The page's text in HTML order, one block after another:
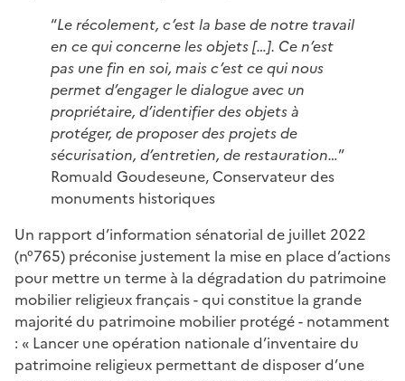
“Le récolement, c’est la base de notre travail
en ce qui concerne les objets […]. Ce n’est
pas une fin en soi, mais c’est ce qui nous
permet d’engager le dialogue avec un
propriétaire, d’identifier des objets à
protéger, de proposer des projets de
sécurisation, d’entretien, de restauration…”
Romuald Goudeseune, Conservateur des
monuments historiques
Un rapport d’information sénatorial de juillet 2022
(n°765) préconise justement la mise en place d’actions
pour mettre un terme à la dégradation du patrimoine
mobilier religieux français - qui constitue la grande
majorité du patrimoine mobilier protégé - notamment
: « Lancer une opération nationale d’inventaire du
patrimoine religieux permettant de disposer d’une